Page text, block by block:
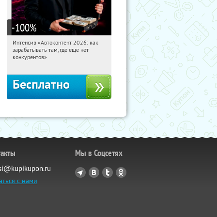
-100%
22:34:27 Получили:
Россия
Интенсив «Автоконтент 2026: как
зарабатывать там, где еще нет
конкурентов»
Бесплатно
с нами
Мы в Соцсетях